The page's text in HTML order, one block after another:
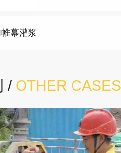
幕灌浆
/ OTHER CASES